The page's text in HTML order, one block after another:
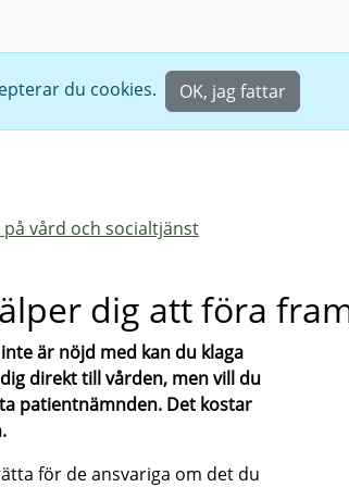
du cookies. OK, jag fattar
vård och socialtjänst
dig att föra
är nöjd med kan du klaga
direkt till vården, men vill du
patientnämnden. Det kostar
för de ansvariga om det du